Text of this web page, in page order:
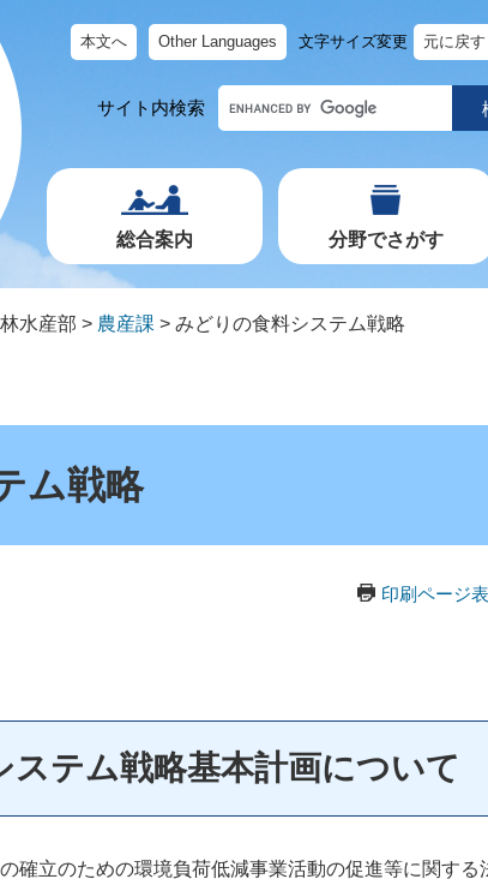
本文へ Other Languages 文字サイズ変更 元に戻す
サイト内検索
キ
ー
ワ
ド
総合案内 分野でさがす
水産部 > 農産課 > みどりの食料システム戦略
ム戦略
印刷ページ
ステム戦略基本計画について
確立のための環境負荷低減事業活動の促進等に関す